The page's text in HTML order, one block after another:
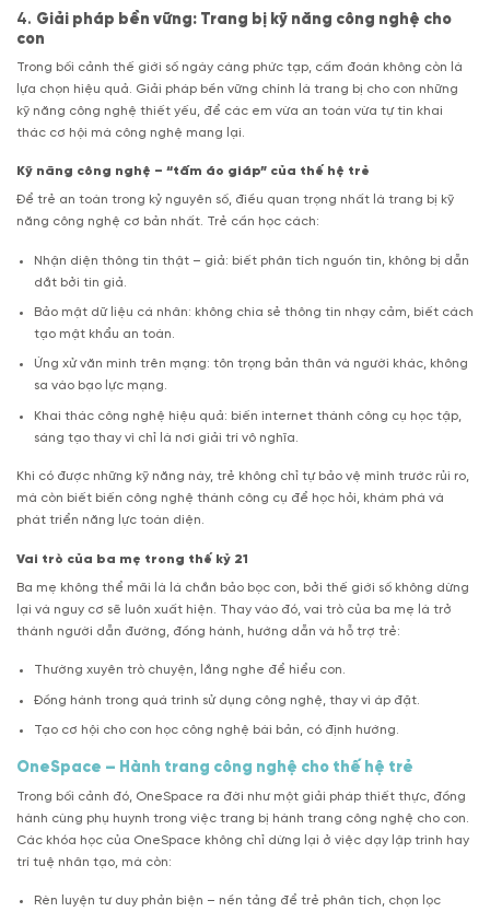
4. Giải pháp bền vững: Trang bị kỹ năng công nghệ cho
con
Trong bối cảnh thế giới số ngày càng phức tạp, cấm đoán không còn là
lựa chọn hiệu quả. Giải pháp bền vững chính là trang bị cho con những
kỹ năng công nghệ thiết yếu, để các em vừa an toàn vừa tự tin khai
thác cơ hội mà công nghệ mang lại.
Kỹ năng công nghệ – “tấm áo giáp” của thế hệ trẻ
Để trẻ an toàn trong kỷ nguyên số, điều quan trọng nhất là trang bị kỹ
năng công nghệ cơ bản nhất. Trẻ cần học cách:
Nhận diện thông tin thật – giả: biết phân tích nguồn tin, không bị dẫn
dắt bởi tin giả.
Bảo mật dữ liệu cá nhân: không chia sẻ thông tin nhạy cảm, biết cách
tạo mật khẩu an toàn.
Ứng xử văn minh trên mạng: tôn trọng bản thân và người khác, không
sa vào bạo lực mạng.
Khai thác công nghệ hiệu quả: biến internet thành công cụ học tập,
sáng tạo thay vì chỉ là nơi giải trí vô nghĩa.
Khi có được những kỹ năng này, trẻ không chỉ tự bảo vệ mình trước rủi ro,
mà còn biết biến công nghệ thành công cụ để học hỏi, khám phá và
phát triển năng lực toàn diện.
Vai trò của ba mẹ trong thế kỷ 21
Ba mẹ không thể mãi là lá chắn bảo bọc con, bởi thế giới số không dừng
lại và nguy cơ sẽ luôn xuất hiện. Thay vào đó, vai trò của ba mẹ là trở
thành người dẫn đường, đồng hành, hướng dẫn và hỗ trợ trẻ:
Thường xuyên trò chuyện, lắng nghe để hiểu con.
Đồng hành trong quá trình sử dụng công nghệ, thay vì áp đặt.
Tạo cơ hội cho con học công nghệ bài bản, có định hướng.
OneSpace – Hành trang công nghệ cho thế hệ trẻ
Trong bối cảnh đó, OneSpace ra đời như một giải pháp thiết thực, đồng
hành cùng phụ huynh trong việc trang bị hành trang công nghệ cho con.
Các khóa học của OneSpace không chỉ dừng lại ở việc dạy lập trình hay
trí tuệ nhân tạo, mà còn:
Rèn luyện tư duy phản biện – nền tảng để trẻ phân tích, chọn lọc